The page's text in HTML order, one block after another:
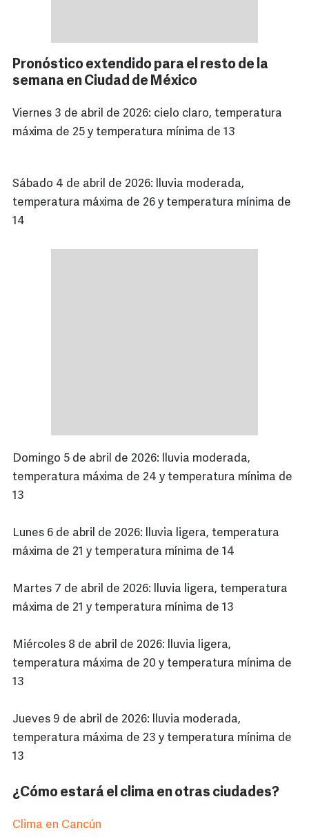
Pronóstico extendido para el resto de la
semana en Ciudad de México
Viernes 3 de abril de 2026: cielo claro, temperatura
máxima de 25 y temperatura mínima de 13
Sábado 4 de abril de 2026: lluvia moderada,
temperatura máxima de 26 y temperatura mínima de
14
Domingo 5 de abril de 2026: lluvia moderada,
temperatura máxima de 24 y temperatura mínima de
13
Lunes 6 de abril de 2026: lluvia ligera, temperatura
máxima de 21 y temperatura mínima de 14
Martes 7 de abril de 2026: lluvia ligera, temperatura
máxima de 21 y temperatura mínima de 13
Miércoles 8 de abril de 2026: lluvia ligera,
temperatura máxima de 20 y temperatura mínima de
13
Jueves 9 de abril de 2026: lluvia moderada,
temperatura máxima de 23 y temperatura mínima de
13
¿Cómo estará el clima en otras ciudades?
Clima en Cancún